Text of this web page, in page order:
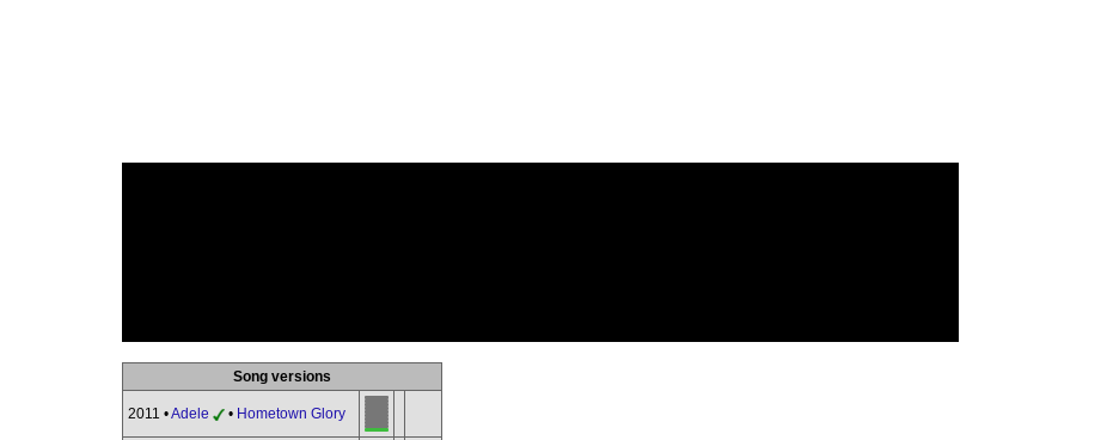
Song versions
2011 •Adele • Hometown Glory